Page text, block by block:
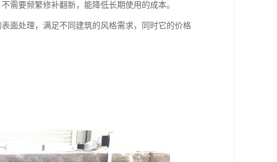
需要频繁修补翻新，能降低长期使用的成本。
面处理，满足不同建筑的风格需求，同时它的价格